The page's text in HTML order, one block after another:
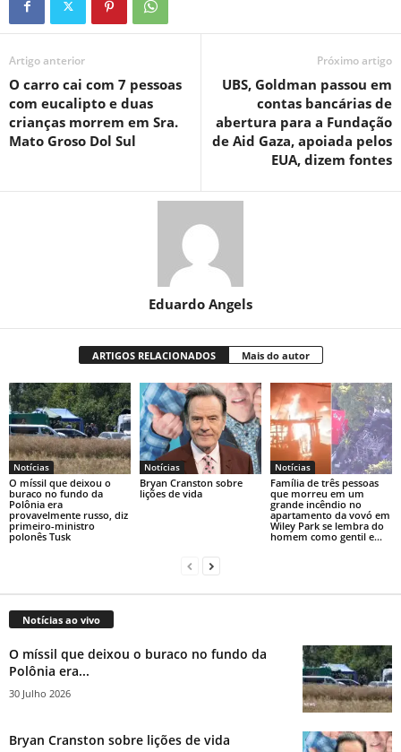
Artigo anterior
O carro cai com 7 pessoas
com eucalipto e duas
crianças morrem em Sra.
Mato Groso Dol Sul
Próximo artigo
UBS, Goldman passou em
contas bancárias de
abertura para a Fundação
de Aid Gaza, apoiada pelos
EUA, dizem fontes
Eduardo Angels
ARTIGOS RELACIONADOS Mais do autor
Notícias
O míssil que deixou o
buraco no fundo da
Polônia era
provavelmente russo, diz
primeiro-ministro
polonês Tusk
Notícias
Bryan Cranston sobre
lições de vida
Notícias
Família de três pessoas
que morreu em um
grande incêndio no
apartamento da vovó em
Wiley Park se lembra do
homem como gentil e...
Notícias ao vivo
O míssil que deixou o buraco no fundo da
Polônia era...
30 Julho 2026
Bryan Cranston sobre lições de vida